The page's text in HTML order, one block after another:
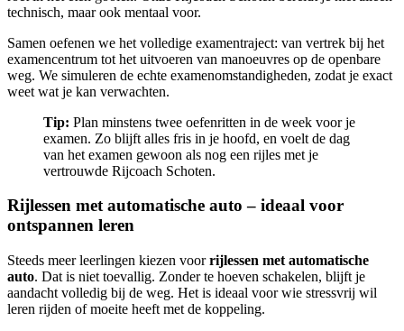
technisch, maar ook mentaal voor.
Samen oefenen we het volledige examentraject: van vertrek bij het
examencentrum tot het uitvoeren van manoeuvres op de openbare
weg. We simuleren de echte examenomstandigheden, zodat je exact
weet wat je kan verwachten.
Tip: Plan minstens twee oefenritten in de week voor je
examen. Zo blijft alles fris in je hoofd, en voelt de dag
van het examen gewoon als nog een rijles met je
vertrouwde Rijcoach Schoten.
Rijlessen met automatische auto – ideaal voor
ontspannen leren
Steeds meer leerlingen kiezen voorrijlessen met automatische
auto. Dat is niet toevallig. Zonder te hoeven schakelen, blijft je
aandacht volledig bij de weg. Het is ideaal voor wie stressvrij wil
leren rijden of moeite heeft met de koppeling.